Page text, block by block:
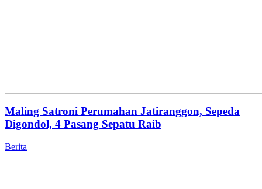
Maling Satroni Perumahan Jatiranggon, Sepeda
Digondol, 4 Pasang Sepatu Raib
Berita